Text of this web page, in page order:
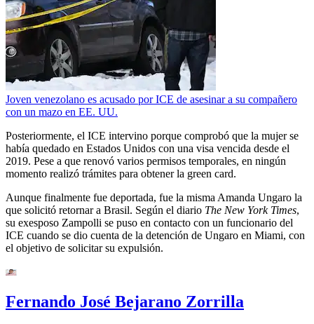
Joven venezolano es acusado por ICE de asesinar a su compañero
con un mazo en EE. UU.
Posteriormente, el ICE intervino porque comprobó que la mujer se
había quedado en Estados Unidos con una visa vencida desde el
2019. Pese a que renovó varios permisos temporales, en ningún
momento realizó trámites para obtener la green card.
Aunque finalmente fue deportada, fue la misma Amanda Ungaro la
que solicitó retornar a Brasil. Según el diario The New York Times,
su exesposo Zampolli se puso en contacto con un funcionario del
ICE cuando se dio cuenta de la detención de Ungaro en Miami, con
el objetivo de solicitar su expulsión.
Fernando José Bejarano Zorrilla